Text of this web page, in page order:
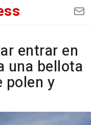
entrar en
una bellota
polen y